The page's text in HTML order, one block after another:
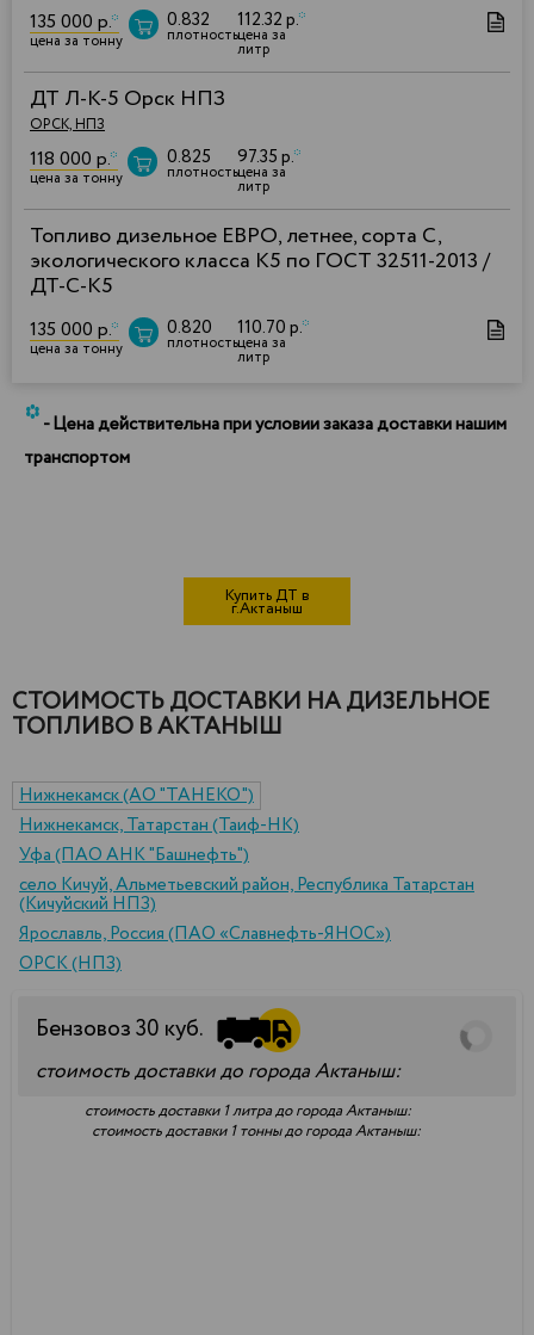
135 000 р.*
цена за тонну
0.832
плотность
112.32 р.*
цена за
литр
ДТ Л-К-5 Орск НПЗ
ОРСК, НПЗ
118 000 р.*
цена за тонну
0.825
плотность
97.35 р.*
цена за
литр
Топливо дизельное ЕВРО, летнее, сорта С,
экологического класса К5 по ГОСТ 32511-2013 /
ДТ-С-К5
135 000 р.*
цена за тонну
0.820
плотность
110.70 р.*
цена за
литр
*- Цена действительна при условии заказа доставки нашим
транспортом
Купить ДТ в
г.Актаныш
СТОИМОСТЬ ДОСТАВКИ НА ДИЗЕЛЬНОЕ
ТОПЛИВО В АКТАНЫШ
Нижнекамск (АО "ТАНЕКО")
Нижнекамск, Татарстан (Таиф-НК)
Уфа (ПАО АНК "Башнефть")
село Кичуй, Альметьевский район, Республика Татарстан
(Кичуйский НПЗ)
Ярославль, Россия (ПАО «Славнефть-ЯНОС»)
ОРСК (НПЗ)
Бензовоз30 куб.
стоимость доставки до города Актаныш:
стоимость доставки 1 литра до города Актаныш:
стоимость доставки 1 тонны до города Актаныш: